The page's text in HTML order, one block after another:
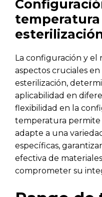
temperatura
La configuración y el
aspectos cruciales
esterilización,
aplicabilidad en
flexibilidad en la
temperatura permite
adapte a una
específicas,
efectiva de
comprometer su